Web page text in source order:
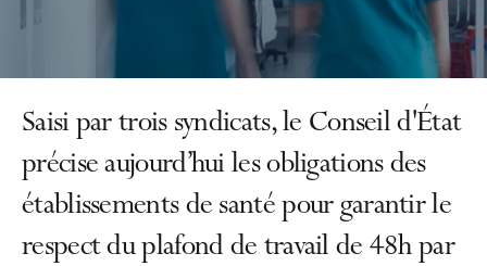
Saisi par trois syndicats, le Conseil d'État
précise aujourd’hui les obligations des
établissements de santé pour garantir le
respect du plafond de travail de 48h par